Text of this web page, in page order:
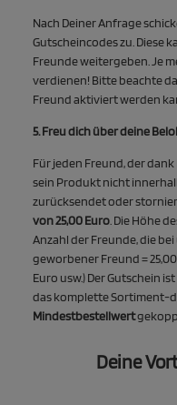
Nach Deiner Anfrage
Gutscheincodes zu. Diese
Freunde weitergeben. Je
verdienen! Bitte beachte
Freund aktiviert werden
5. Freu dich über deine
Für jeden Freund, der
sein Produkt nicht
zurücksendet oder
von 25,00 Euro . Die Höhe
Anzahl der Freunde, die
geworbener Freund =
Euro usw.) Der Gutschein
das komplette Sortiment-
Mindestbestellwert
Deine